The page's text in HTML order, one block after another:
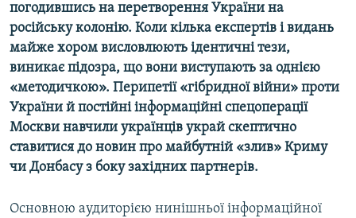
погодившись на перетворення України на
російську колонію. Коли кілька експертів і видань
майже хором висловлюють ідентичні тези,
виникає підозра, що вони виступають за однією
«методичкою». Перипетії «гібридної війни» проти
України й постійні інформаційні спецоперації
Москви навчили українців украй скептично
ставитися до новин про майбутній «злив» Криму
чи Донбасу з боку західних партнерів.
Основною аудиторією нинішньої інформаційної